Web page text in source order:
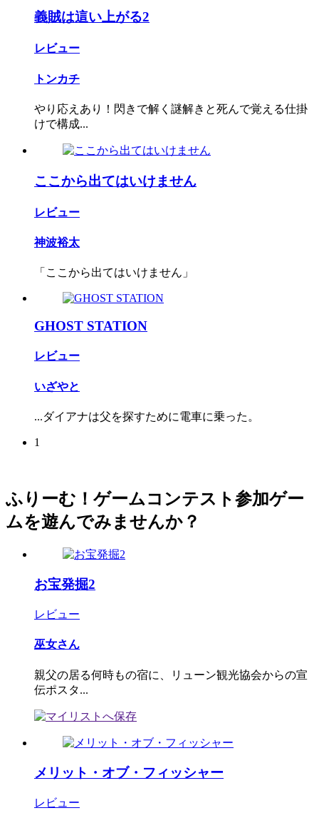
義賊は這い上がる2
レビュー
トンカチ
やり応えあり！閃きで解く謎解きと死んで覚える仕掛
けで構成...
ここから出てはいけません
レビュー
神波裕太
「ここから出てはいけません」
GHOST STATION
レビュー
いざやと
...ダイアナは父を探すために電車に乗った。
1
ふりーむ！ゲームコンテスト参加ゲー
ムを遊んでみませんか？
お宝発掘2
レビュー
巫女さん
親父の居る何時もの宿に、リューン観光協会からの宣
伝ポスタ...
メリット・オブ・フィッシャー
レビュー